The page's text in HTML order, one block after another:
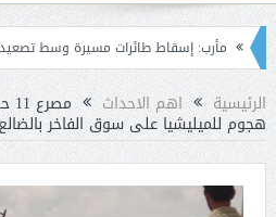
إسقاط طائرات مسيرة وسط تصعيد لميليشيا
الرئيسية اهم الاحداث
هجوم للميليشيا على سوق الفاخر بالضالع